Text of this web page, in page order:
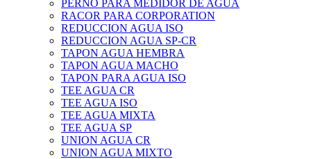
PERNO PARA MEDIDOR DE AGUA
RACOR PARA CORPORATION
REDUCCION AGUA ISO
REDUCCION AGUA SP-CR
TAPON AGUA HEMBRA
TAPON AGUA MACHO
TAPON PARA AGUA ISO
TEE AGUA CR
TEE AGUA ISO
TEE AGUA MIXTA
TEE AGUA SP
UNION AGUA CR
UNION AGUA MIXTO